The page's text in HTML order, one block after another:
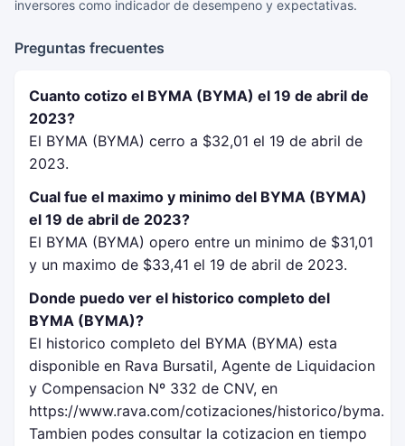
inversores como indicador de desempeno y expectativas.
Preguntas frecuentes
Cuanto cotizo el BYMA (BYMA) el 19 de abril de
2023?
El BYMA (BYMA) cerro a $32,01 el 19 de abril de
2023.
Cual fue el maximo y minimo del BYMA (BYMA)
el 19 de abril de 2023?
El BYMA (BYMA) opero entre un minimo de $31,01
y un maximo de $33,41 el 19 de abril de 2023.
Donde puedo ver el historico completo del
BYMA (BYMA)?
El historico completo del BYMA (BYMA) esta
disponible en Rava Bursatil, Agente de Liquidacion
y Compensacion Nº 332 de CNV, en
https://www.rava.com/cotizaciones/historico/byma.
Tambien podes consultar la cotizacion en tiempo